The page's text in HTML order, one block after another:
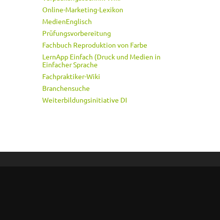
Online-Marketing-Lexikon
MedienEnglisch
Prüfungsvorbereitung
Fachbuch Reproduktion von Farbe
LernApp Einfach (Druck und Medien in
Einfacher Sprache
Fachpraktiker-Wiki
Branchensuche
Weiterbildungsinitiative DI